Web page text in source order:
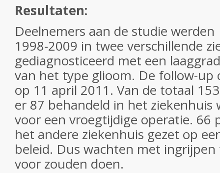
Resultaten:
Deelnemers aan de studie
1998-2009 in twee verschillende
gediagnosticeerd met een
van het type glioom. De follow-up
op 11 april 2011. Van de totaal
er 87 behandeld in het ziekenhuis
voor een vroegtijdige operatie. 66
het andere ziekenhuis gezet op
beleid. Dus wachten met
voor zouden doen.